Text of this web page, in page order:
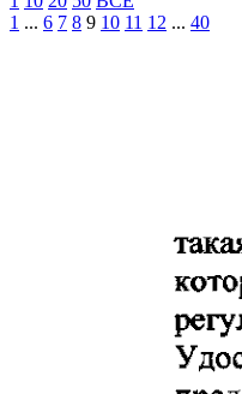
1 ... 6 7 8 9 10 11 12 ... 40